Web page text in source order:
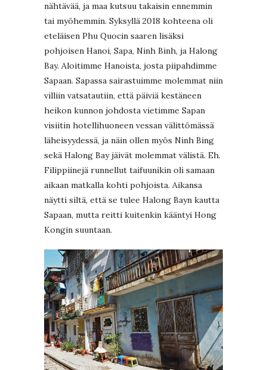
nähtävää, ja maa kutsuu takaisin ennemmin
tai myöhemmin. Syksyllä 2018 kohteena oli
eteläisen Phu Quocin saaren lisäksi
pohjoisen Hanoi, Sapa, Ninh Binh, ja Halong
Bay. Aloitimme Hanoista, josta piipahdimme
Sapaan. Sapassa sairastuimme molemmat niin
villiin vatsatautiin, että päiviä kestäneen
heikon kunnon johdosta vietimme Sapan
visiitin hotellihuoneen vessan välittömässä
läheisyydessä, ja näin ollen myös Ninh Bing
sekä Halong Bay jäivät molemmat välistä. Eh.
Filippiinejä runnellut taifuunikin oli samaan
aikaan matkalla kohti pohjoista. Aikansa
näytti siltä, että se tulee Halong Bayn kautta
Sapaan, mutta reitti kuitenkin kääntyi Hong
Kongin suuntaan.